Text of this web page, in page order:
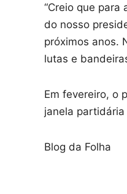
“Creio que para
do nosso
próximos anos.
lutas e
Em fevereiro, o
janela
Blog da Folha